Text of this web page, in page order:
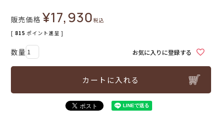
販売価格 ¥17,930税込
[ 815 ポイント進呈 ]
お気に入りに登録する
カートに入れる